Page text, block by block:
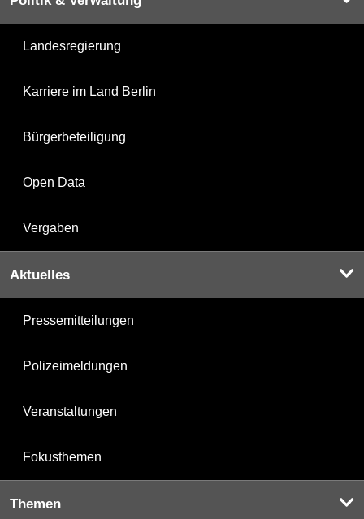
Landesregierung
Karriere im Land Berlin
Bürgerbeteiligung
Open Data
Vergaben
Aktuelles
Pressemitteilungen
Polizeimeldungen
Veranstaltungen
Fokusthemen
Themen